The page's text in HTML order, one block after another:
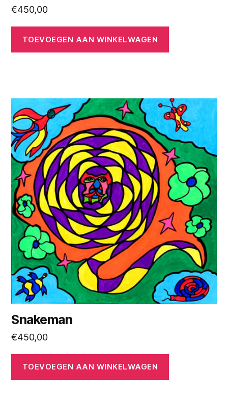
€450,00
TOEVOEGEN AAN WINKELWAGEN
Snakeman
€450,00
TOEVOEGEN AAN WINKELWAGEN